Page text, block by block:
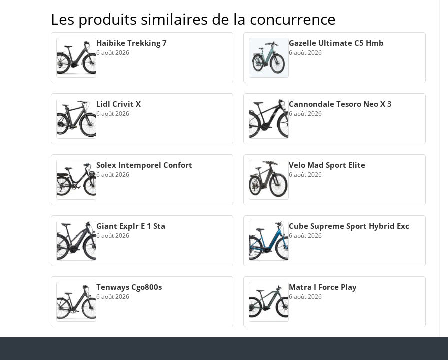
Les produits similaires de la concurrence
Haibike Trekking 7
6 août 2026
Gazelle Ultimate C5 Hmb
6 août 2026
Lidl Crivit X
6 août 2026
Cannondale Tesoro Neo X 3
6 août 2026
Solex Intemporel Confort
6 août 2026
Velo Mad Sport Elite
6 août 2026
Giant Explr E 1 Sta
6 août 2026
Cube Supreme Sport Hybrid Exc
6 août 2026
Tenways Cgo800s
6 août 2026
Matra I Force Play
6 août 2026